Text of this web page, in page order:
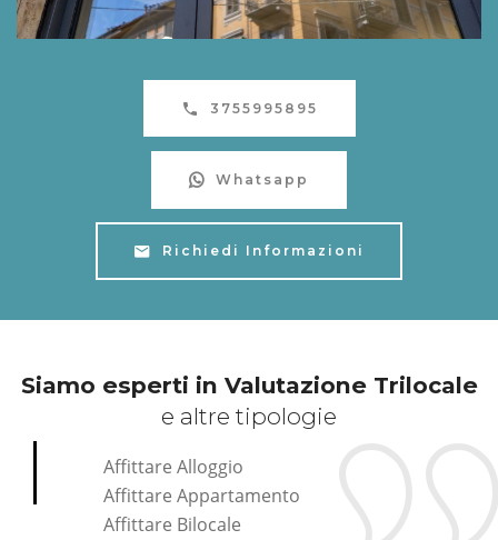
3755995895
Whatsapp
Richiedi Informazioni
Siamo esperti in Valutazione Trilocale
e altre tipologie
Affittare Alloggio
Affittare Appartamento
Affittare Bilocale